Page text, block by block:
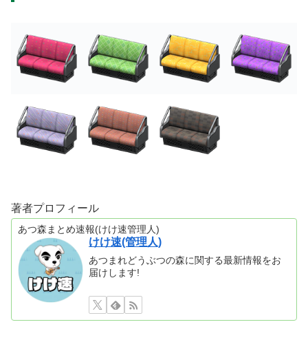
著者プロフィール
あつ森まとめ速報(けけ速管理人)
けけ速(管理人)
あつまれどうぶつの森に関する最新情報をお
届けします!